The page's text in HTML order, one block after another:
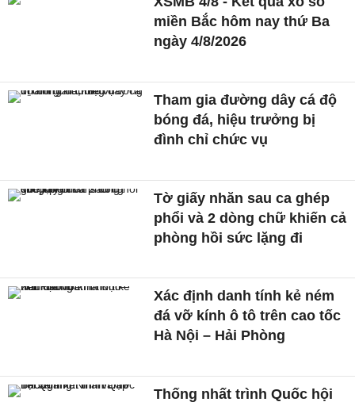
miền Bắc hôm nay thứ Ba
ngày 4/8/2026
Tham gia đường dây cá độ
bóng đá, hiệu trưởng bị
đình chỉ chức vụ
Tờ giấy nhăn sau ca ghép
phổi và 2 dòng chữ khiến cả
phòng hồi sức lặng đi
Xác định danh tính kẻ ném
đá vỡ kính ô tô trên cao tốc
Hà Nội – Hải Phòng
Thống nhất trình Quốc hội